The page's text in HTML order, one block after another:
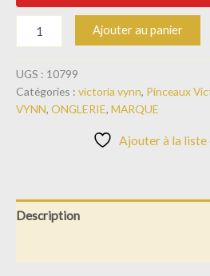
Ajouter au panier
UGS : 10799
Catégories : victoria vynn, Pinceaux
VYNN, ONGLERIE, MARQUE
Ajouter à la liste
Description